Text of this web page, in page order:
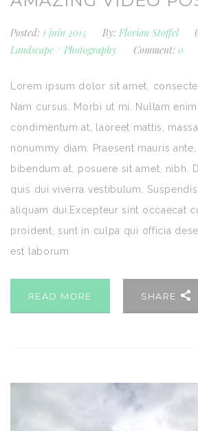
Posted: 1 juin 2015 By: Florian Stoffel
Landscape / Photography Comment: 0
Lorem ipsum dolor sit amet,
Nam cursus. Morbi ut mi. Nullam
condimentum at, laoreet mattis,
nonummy diam. Praesent mauris
bibendum at, posuere sit amet, nibh.
quis dui viverra vestibulum.
aliquam dui.Excepteur sint occaecat
proident, sunt in culpa qui officia
est laborum
READ MORE SHARE